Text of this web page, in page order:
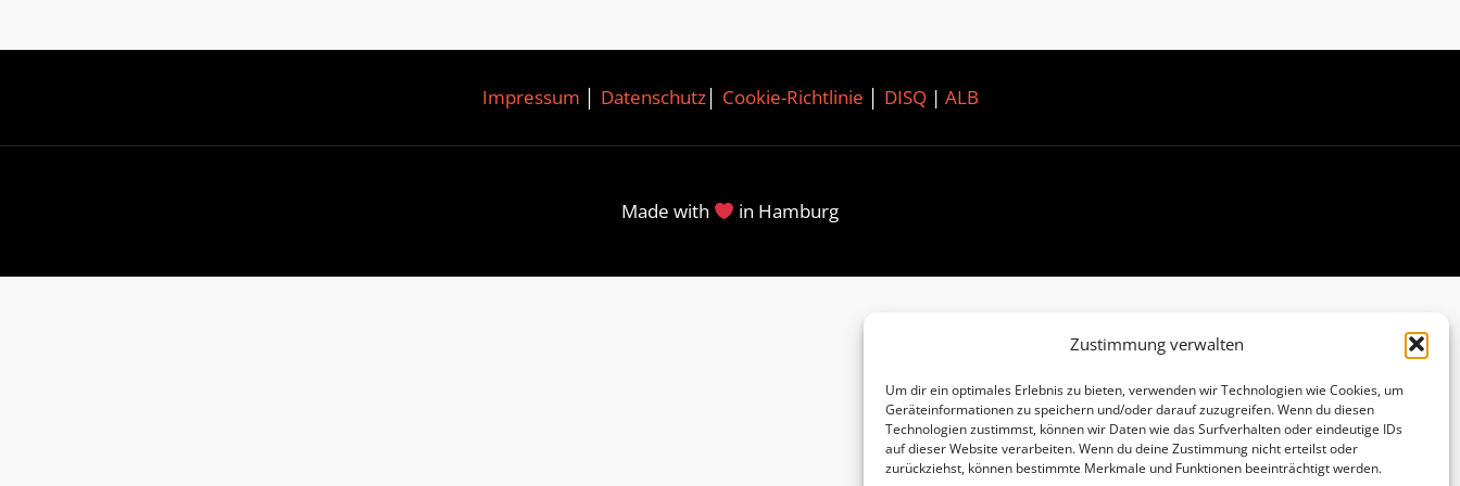
Zustimmung verwalten
Um dir ein optimales Erlebnis zu bieten, verwenden wir Technologien wie Cookies, um
Geräteinformationen zu speichern und/oder darauf zuzugreifen. Wenn du diesen
Technologien zustimmst, können wir Daten wie das Surfverhalten oder eindeutige IDs
auf dieser Website verarbeiten. Wenn du deine Zustimmung nicht erteilst oder
zurückziehst, können bestimmte Merkmale und Funktionen beeinträchtigt werden.
Impressum Datenschutz│ Cookie-Richtlinie DISQ| ALB
Made with in Hamburg